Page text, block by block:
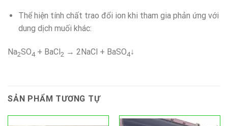
Thể hiện tính chất trao đổi ion khi tham gia phản ứng với
dung dịch muối khác:
Na2SO4 + BaCl2 → 2NaCl + BaSO4↓
SẢN PHẨM TƯƠNG TỰ